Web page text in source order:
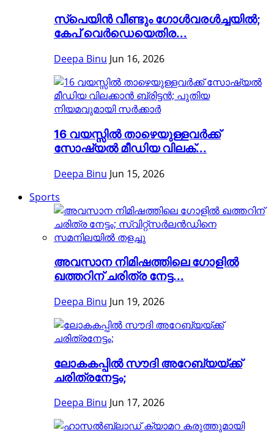
സ്പെയിൻ വീണ്ടും ഗോൾവരൾച്ചയിൽ;
കേപ് വെർഡെയെതിര...
Deepa Binu Jun 16, 2026
16 വയസ്സിൽ താഴെയുള്ളവർക്ക്
സോഷ്യൽ മീഡിയ വിലക്...
Deepa Binu Jun 15, 2026
Sports
അവസാന നിമിഷത്തിലെ ഗോളിൽ
ഖത്തറിന് ചരിത്ര നേട്ട...
Deepa Binu Jun 19, 2026
ലോകകപ്പിൽ സൗദി അറേബ്യയ്ക്ക്
ചരിത്രനേട്ടം;
Deepa Binu Jun 17, 2026